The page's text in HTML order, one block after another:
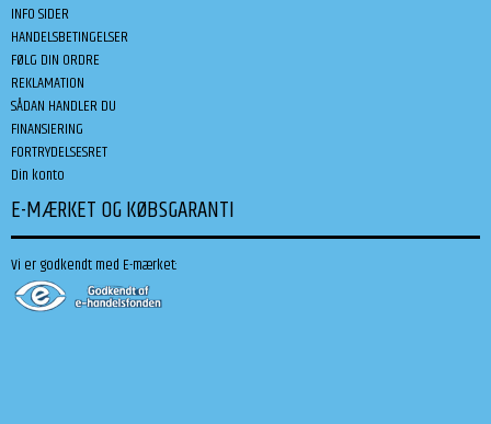
INFO SIDER
HANDELSBETINGELSER
FØLG DIN ORDRE
REKLAMATION
SÅDAN HANDLER DU
FINANSIERING
FORTRYDELSESRET
Din konto
E-MÆRKET OG KØBSGARANTI
Vi er godkendt med E-mærket: